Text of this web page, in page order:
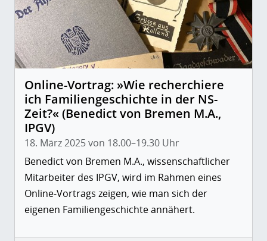
Online-Vortrag: »Wie recherchiere
ich Familiengeschichte in der NS-
Zeit?« (Benedict von Bremen M.A.,
IPGV)
18. März 2025 von 18.00–19.30 Uhr
Benedict von Bremen M.A., wissenschaftlicher
Mitarbeiter des IPGV, wird im Rahmen eines
Online-Vortrags zeigen, wie man sich der
eigenen Familiengeschichte annähert.